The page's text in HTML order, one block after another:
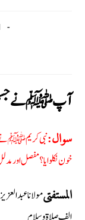
آپ ﷺ نے جسم
سوال:نبی کریم ﷺ نے
خون نکلوایا؟ مفصل
المستفتیمولانا عبد